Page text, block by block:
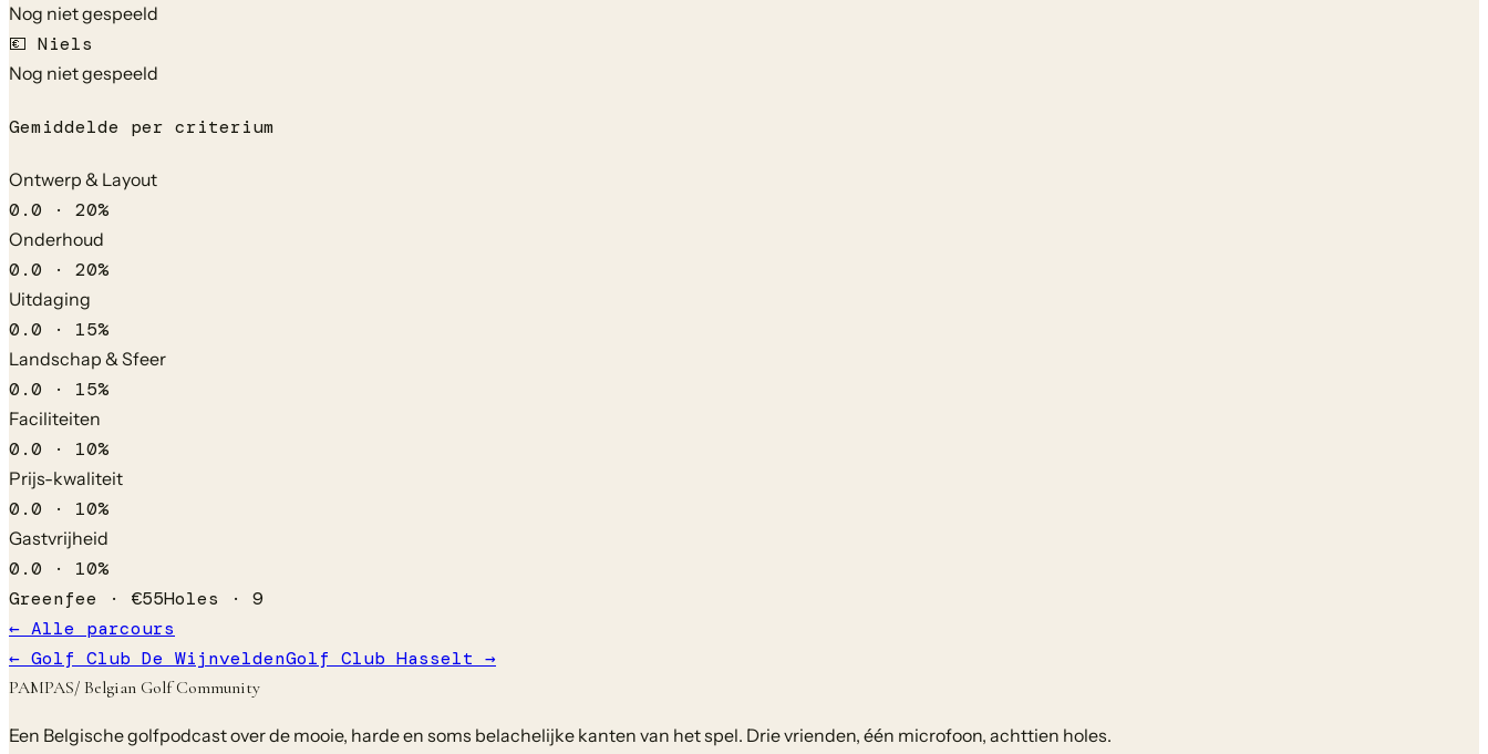
Nog niet gespeeld
💶 Niels
Nog niet gespeeld
Gemiddelde per criterium
Ontwerp & Layout
0.0 · 20%
Onderhoud
0.0 · 20%
Uitdaging
0.0 · 15%
Landschap & Sfeer
0.0 · 15%
Faciliteiten
0.0 · 10%
Prijs-kwaliteit
0.0 · 10%
Gastvrijheid
0.0 · 10%
Greenfee · €55Holes · 9
← Alle parcours
← Golf Club De WijnveldenGolf Club Hasselt →
PAMPAS/ Belgian Golf Community
Een Belgische golfpodcast over de mooie, harde en soms belachelijke kanten van het spel. Drie vrienden, één microfoon, achttien holes.